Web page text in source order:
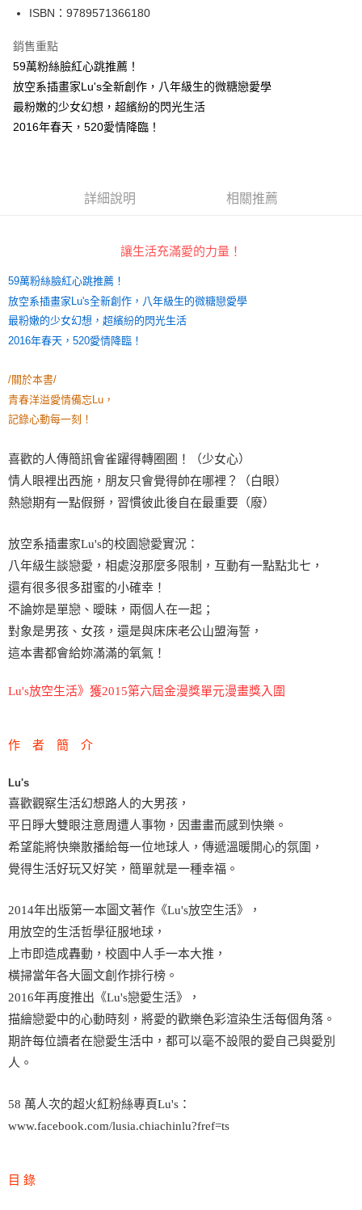
每筆NT$60，滿NT$499(含以上)免運費
宅配
每筆NT$100，滿NT$499(含以上)免運費
ISBN：9789571366180
銷售重點
59萬粉絲臉紅心跳推薦！
放空系插畫家Lu's全新創作，八年級生的微糖戀愛學
最粉嫩的少女幻想，超繽紛的閃光生活
2016年春天，520愛情降臨！
詳細說明 相關推薦
讓生活充滿愛的力量！
59萬粉絲臉紅心跳推薦！
放空系插畫家Lu's全新創作，八年級生的微糖戀愛學
最粉嫩的少女幻想，超繽紛的閃光生活
2016年春天，520愛情降臨！
/關於本書/
青春洋溢愛情備忘Lu，
記錄心動每一刻！
喜歡的人傳簡訊會雀躍得轉圈圈！（少女心）
情人眼裡出西施，朋友只會覺得帥在哪裡？（白眼）
熱戀期有一點假掰，習慣彼此後自在最重要（廢）
放空系插畫家Lu's的校園戀愛實況：
八年級生談戀愛，相處沒那麼多限制，互動有一點點北七，
還有很多很多甜蜜的小確幸！
不論妳是單戀、曖昧，兩個人在一起；
對象是男孩、女孩，還是與床床老公山盟海誓，
這本書都會給妳滿滿的氧氣！
Lu's放空生活》獲2015第六屆金漫獎單元漫畫獎入圍
作 者 簡 介
Lu's
喜歡觀察生活幻想路人的大男孩，
平日睜大雙眼注意周遭人事物，因畫畫而感到快樂。
希望能將快樂散播給每一位地球人，傳遞溫暖開心的氛圍，
覺得生活好玩又好笑，簡單就是一種幸福。
2014年出版第一本圖文著作《Lu's放空生活》，
用放空的生活哲學征服地球，
上市即造成轟動，校園中人手一本大推，
橫掃當年各大圖文創作排行榜。
2016年再度推出《Lu's戀愛生活》，
描繪戀愛中的心動時刻，將愛的歡樂色彩渲染生活每個角落。
期許每位讀者在戀愛生活中，都可以毫不設限的愛自己與愛別
人。
58 萬人次的超火紅粉絲專頁Lu's：
www.facebook.com/lusia.chiachinlu?fref=ts
目 錄